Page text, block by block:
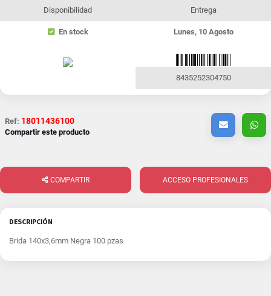
Disponibilidad
En stock
Entrega
Lunes, 10 Agosto
8435252304750
Ref: 18011436100
Compartir este producto
COMPARTIR ACCESO PROFESIONALES
DESCRIPCIÓN
Brida 140x3,6mm Negra 100 pzas